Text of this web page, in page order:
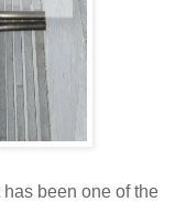
been one of the